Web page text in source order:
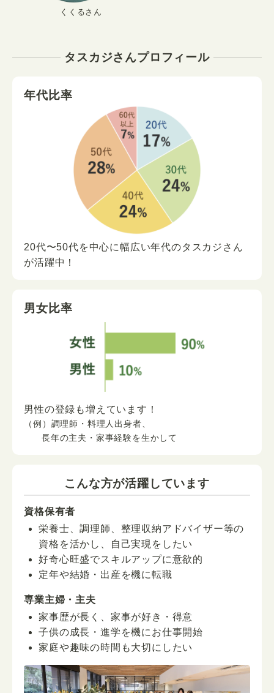
くくるさん
タスカジさんプロフィール
年代比率
20代〜50代を中心に幅広い年代のタスカジさん
が活躍中！
男女比率
男性の登録も増えています！
（例）調理師・料理人出身者、
長年の主夫・家事経験を生かして
こんな方が活躍しています
資格保有者
栄養士、調理師、整理収納アドバイザー等の
資格を活かし、自己実現をしたい
好奇心旺盛でスキルアップに意欲的
定年や結婚・出産を機に転職
専業主婦・主夫
家事歴が長く、家事が好き・得意
子供の成長・進学を機にお仕事開始
家庭や趣味の時間も大切にしたい